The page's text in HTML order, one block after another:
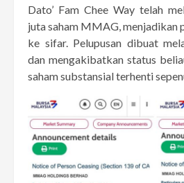
Dato’ Fam Chee Way telah
juta saham MMAG, menjadikan
ke sifar. Pelupusan dibuat
dan mengakibatkan status
saham substansial terhenti